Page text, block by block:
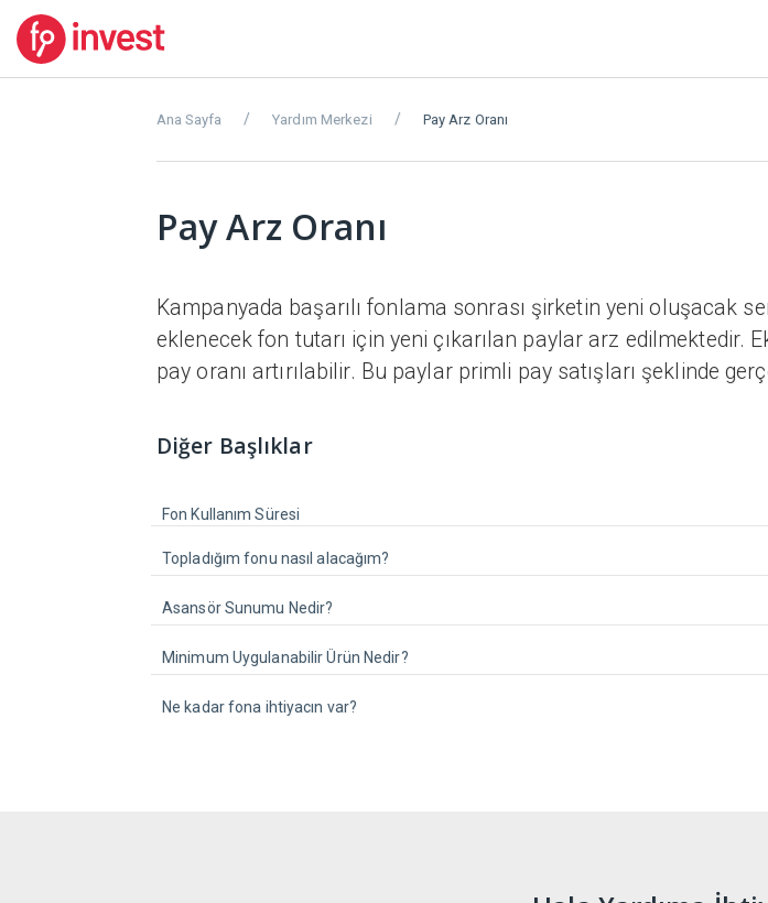
Ana Sayfa Yardım Merkezi Pay Arz Oranı
Pay Arz Oranı
Kampanyada başarılı fonlama sonrası şirketin yeni oluşacak
eklenecek fon tutarı için yeni çıkarılan paylar arz edilmektedir.
pay oranı artırılabilir. Bu paylar primli pay satışları şeklinde
Diğer Başlıklar
Fon Kullanım Süresi
Topladığım fonu nasıl alacağım?
Asansör Sunumu Nedir?
Minimum Uygulanabilir Ürün Nedir?
Ne kadar fona ihtiyacın var?